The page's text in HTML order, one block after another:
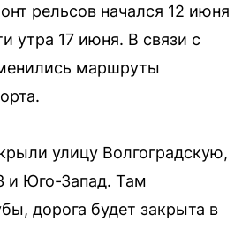
рельсов начался 12 июня
утра 17 июня. В связи с
маршруты
улицу Волгоградскую,
Юго-Запад. Там
дорога будет закрыта в